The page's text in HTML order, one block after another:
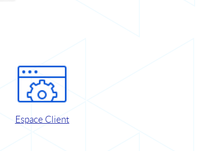
Espace Client